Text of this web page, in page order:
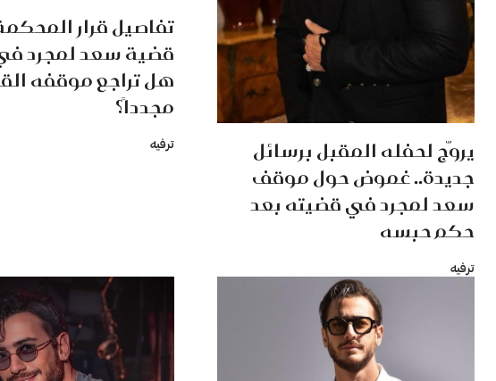
يروّج لحفله المقبل برسائل
جديدة.. غموض حول موقف
سعد لمجرد في قضيته بعد
حكم حبسه
ترفيه
تفاصيل قرار
قضية سعد لمجرد
هل تراجع موقفه
مجدداً؟
ترفيه